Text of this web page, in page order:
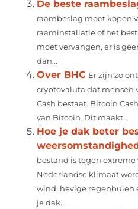
De beste
raambeslag moet kopen
raaminstallatie of het
moet vervangen, er is
dan...
Over BHC Er zijn zo
cryptovaluta dat mensen
Cash bestaat. Bitcoin
van Bitcoin. Dit maakt...
Hoe je dak beter
bestand is tegen
Nederlandse klimaat
wind, hevige regenbuien
je dak...